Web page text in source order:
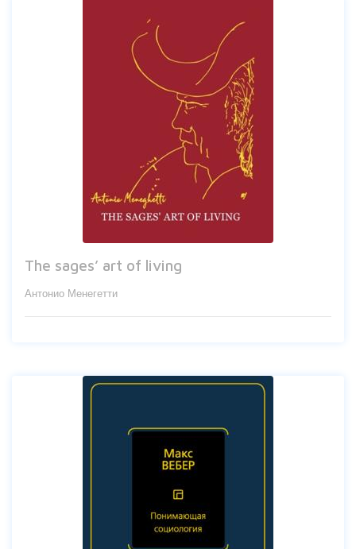
The sages’ art of living
Антонио Менегетти